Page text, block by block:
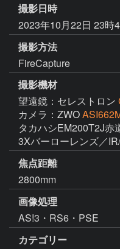
撮影日時
2023年10月22日 23時
撮影方法
FireCapture
撮影機材
望遠鏡：セレストロン
カメラ：ZWO
タカハシEM200T2J赤
3Xバーローレンズ／
焦点距離
2800mm
画像処理
AS!3・RS6・PSE
カテゴリー